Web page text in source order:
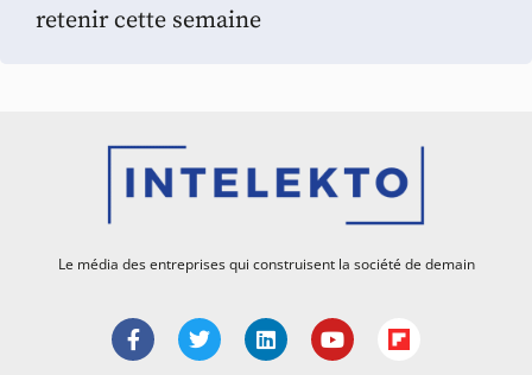
retenir cette semaine
Le média des entreprises qui construisent la société de demain